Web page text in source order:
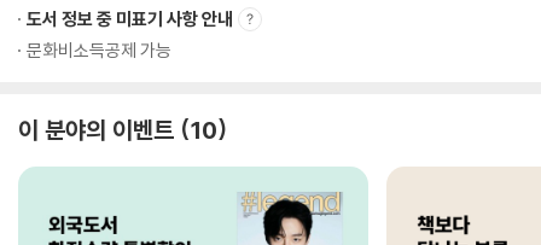
도서 정보 중 미표기 사항 안내
문화비소득공제 가능
이 분야의 이벤트 10